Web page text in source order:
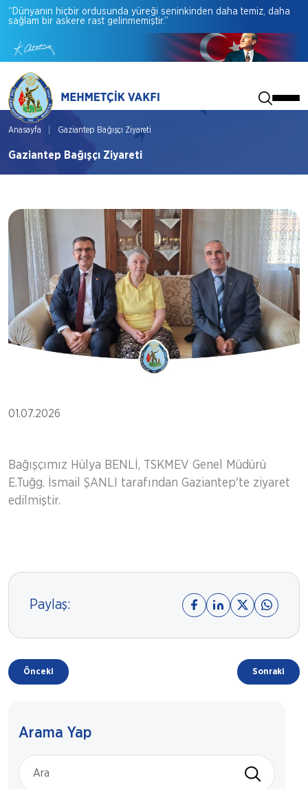
“Dünyanın hiçbir ordusunda yüreği seninkinden daha temiz, daha
sağlam bir askere rast gelinmemiştir.”
Anasayfa Gaziantep Bağışçı Ziyareti
Gaziantep Bağışçı Ziyareti
01.07.2026
Bağışçımız Hülya BENLİ, TSKMEV Genel Müdürü
E.Tuğg. İsmail ŞANLI tarafından Gaziantep'te ziyaret
edilmiştir.
Paylaş:
Önceki Sonraki
Arama Yap